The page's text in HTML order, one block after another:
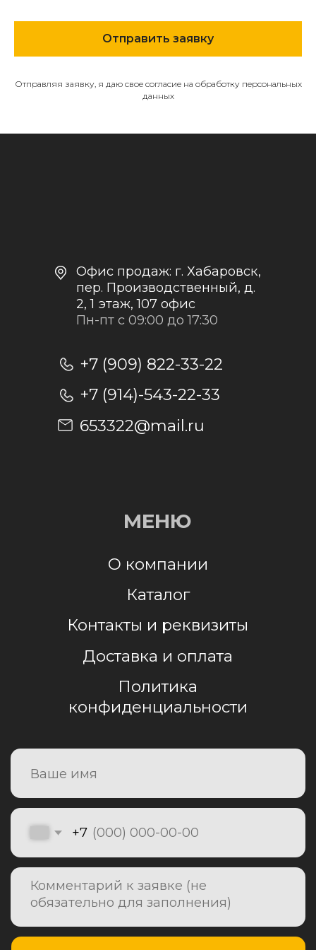
Отправить заявку
Отправляя заявку, я даю свое согласие на обработку персональных
данных
О компании
Контакты и реквизиты
Отправить заявку
Отправляя заявку, я даю согласие на
обработку персональных данных